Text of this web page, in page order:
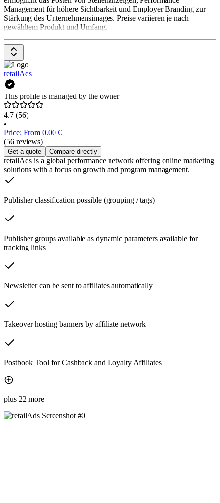
Management für höhere Sichtbarkeit und Employer Branding zur
Stärkung des Unternehmensimages. Preise variieren je nach
gewähltem Produkt und Umfang.
retailAds
This profile is managed by the owner
4.7 (56)
•
Price: From 0.00 €
(56 reviews)
Get a quote Compare directly
retailAds is a global performance network offering online marketing
solutions with a focus on growth and program management.
Publisher classification possible (grouping / tags)
Publisher groups available as dynamic parameters available for
tracking links
Newsletter can be sent to affiliates automatically
Takeover hosting banners by affiliate network
Postbook Tool for Cashback and Loyalty Affiliates
plus 22 more